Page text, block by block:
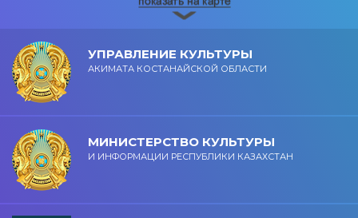
УПРАВЛЕНИЕ КУЛЬТУРЫ
АКИМАТА КОСТАНАЙСКОЙ ОБЛАСТИ
МИНИСТЕРСТВО КУЛЬТУРЫ
И ИНФОРМАЦИИ РЕСПУБЛИКИ КАЗАХСТАН